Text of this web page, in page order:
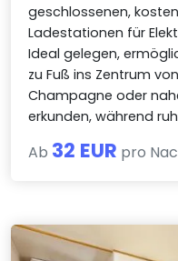
geschlossenen,
Ladestationen für
Ideal gelegen,
zu Fuß ins Zentrum
Champagne oder
erkunden, während
Ab 32 EUR pro